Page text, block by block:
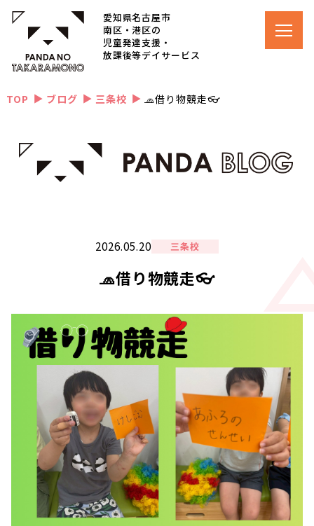
愛知県名古屋市
南区・港区の
児童発達支援・
放課後等デイサービス
TOP ▲ ブログ ▲ 三条校 ▲ 🧢借り物競走👓
2026.05.20 三条校
🧢借り物競走👓